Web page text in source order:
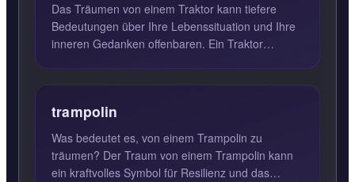
Das Träumen von einem Traktor kann tiefere
Bedeutungen über Ihre Lebenssituation und Ihre
inneren Gedanken offenbaren. Ein Traktor
trampolin
Was bedeutet es, von einem Trampolin zu
träumen? Der Traum von einem Trampolin kann
ein kraftvolles Symbol für Resilienz und das